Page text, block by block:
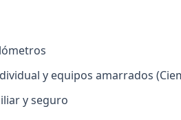
y equipos amarrados
y seguro